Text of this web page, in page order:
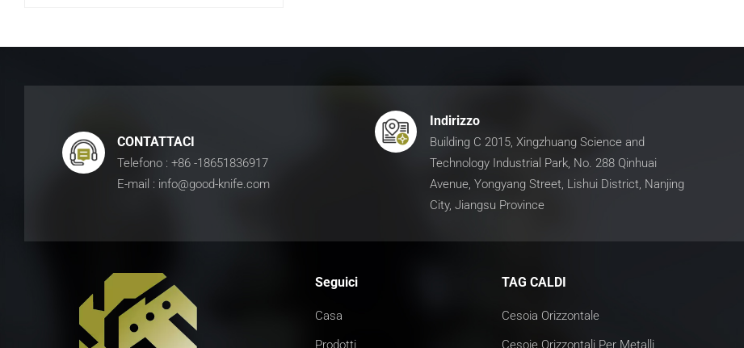
CONTATTACI
Telefono : +86 -18651836917
E-mail : info@good-knife.com
Indirizzo
Building C 2015, Xingzhuang Science and
Technology Industrial Park, No. 288 Qinhuai
Avenue, Yongyang Street, Lishui District, Nanjing
City, Jiangsu Province
Seguici
Casa
Prodotti
TAG CALDI
Cesoia Orizzontale
Cesoie Orizzontali Per Metalli